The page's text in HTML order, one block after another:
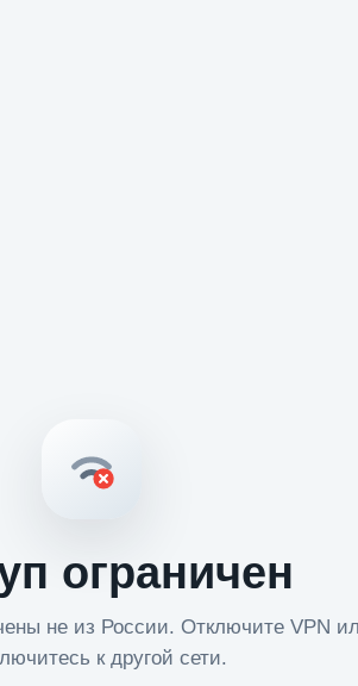
ограничен
не из России. Отключите VPN
к другой сети.